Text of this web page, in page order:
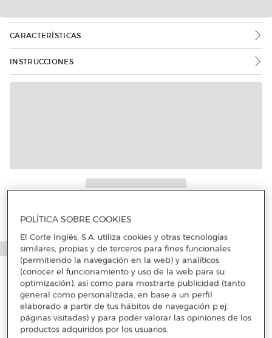
CARACTERÍSTICAS
INSTRUCCIONES
POLÍTICA SOBRE COOKIES
El Corte Inglés, S.A. utiliza cookies y otras tecnologías
similares, propias y de terceros para fines funcionales
(permitiendo la navegación en la web) y analíticos
(conocer el funcionamiento y uso de la web para su
optimización), así como para mostrarte publicidad (tanto
general como personalizada, en base a un perfil
elaborado a partir de tus hábitos de navegación p.ej.
páginas visitadas) y para poder valorar las opiniones de los
productos adquiridos por los usuarios.